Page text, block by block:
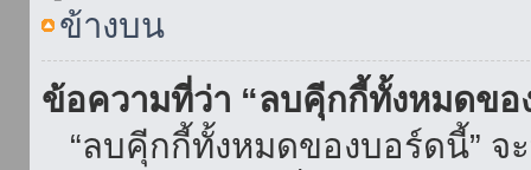
ข้างบน
ข้อความที่ว่า “ลบคุีกกี้ทั้งหมดขอ
“ลบคุีกกี้ทั้งหมดของบอร์ดนี้” จ